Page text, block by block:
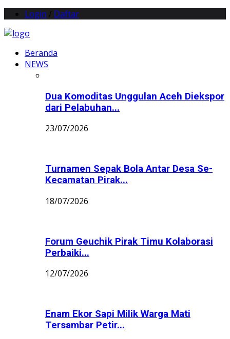
Login / Daftar
Beranda
NEWS
Dua Komoditas Unggulan Aceh Diekspor
dari Pelabuhan...
23/07/2026
Turnamen Sepak Bola Antar Desa Se-
Kecamatan Pirak...
18/07/2026
Forum Geuchik Pirak Timu Kolaborasi
Perbaiki...
12/07/2026
Enam Ekor Sapi Milik Warga Mati
Tersambar Petir...